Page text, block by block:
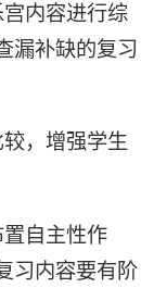
内容进行综
漏补缺的复习
，增强学生
自主性作
习内容要有阶